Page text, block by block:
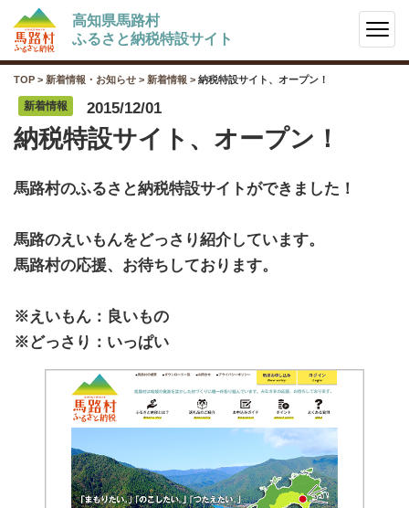
高知県馬路村
ふるさと納税特設サイト
TOP > 新着情報・お知らせ > 新着情報 > 納税特設サイト、オープン！
新着情報 2015/12/01
納税特設サイト、オープン！
馬路村のふるさと納税特設サイトができました！
馬路のえいもんをどっさり紹介しています。
馬路村の応援、お待ちしております。
※えいもん：良いもの
※どっさり：いっぱい